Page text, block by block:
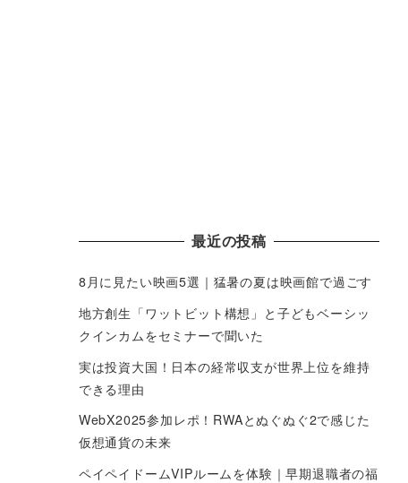
最近の投稿
8月に見たい映画5選｜猛暑の夏は映画館で過ごす
地方創生「ワットビット構想」と子どもベーシッ
クインカムをセミナーで聞いた
実は投資大国！日本の経常収支が世界上位を維持
できる理由
WebX2025参加レポ！RWAとぬぐぬぐ2で感じた
仮想通貨の未来
ペイペイドームVIPルームを体験｜早期退職者の福